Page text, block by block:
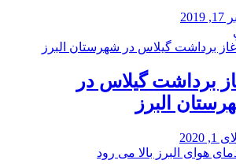
برداشت گیلاس در
البرز
2020